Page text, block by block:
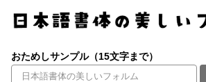
お問い合わせ
太さ・ウェイト
おためしサンプル（15文字まで）